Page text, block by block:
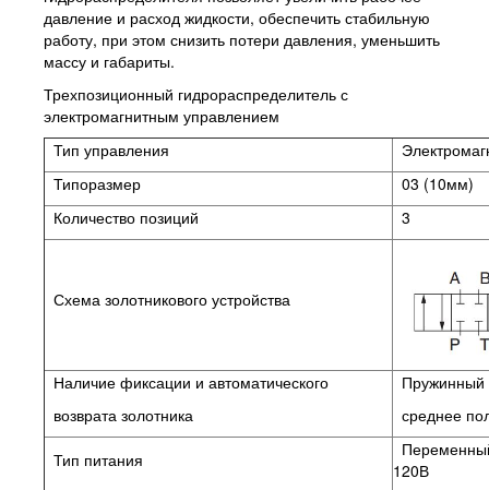
давление и расход жидкости, обеспечить стабильную
работу, при этом снизить потери давления, уменьшить
массу и габариты.
Трехпозиционный гидрораспределитель с
электромагнитным управлением
Тип управления
Типоразмер
03 (10мм)
Количество позиций
3
Схема золотникового устройства
Наличие фиксации и автоматического
возврата золотника
Пружинный
среднее
Тип питания
120В